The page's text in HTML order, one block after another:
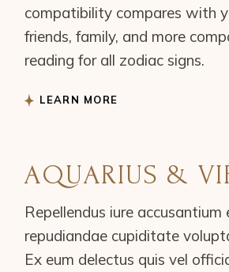
compatibility compares with
friends, family, and more
reading for all zodiac signs.
LEARN MORE
AQUARIUS &
Repellendus iure accusantium
repudiandae cupiditate
Ex eum delectus quis vel